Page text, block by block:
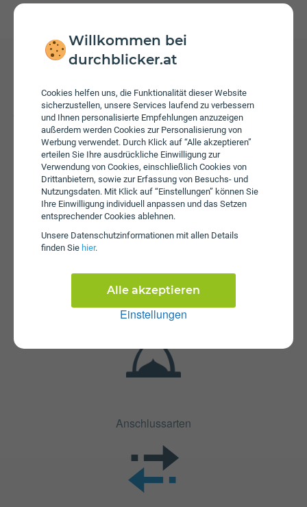
Willkommen bei
durchblicker.at
Cookies helfen uns, die Funktionalität dieser Website
sicherzustellen, unsere Services laufend zu verbessern
und Ihnen personalisierte Empfehlungen anzuzeigen
außerdem werden Cookies zur Personalisierung von
Werbung verwendet. Durch Klick auf “Alle akzeptieren”
erteilen Sie Ihre ausdrückliche Einwilligung zur
Verwendung von Cookies, einschließlich Cookies von
Drittanbietern, sowie zur Erfassung von Besuchs- und
Nutzungsdaten. Mit Klick auf “Einstellungen” können Sie
Ihre Einwilligung individuell anpassen und das Setzen
entsprechender Cookies ablehnen.
Unsere Daten­schutz­informationen mit allen Details
finden Sie hier.
Einstellungen
Alle akzeptieren
Beim Tarif Internet Youth Flex 75 + TV S fallen monatliche
Gebühren von € 37,00 an. Die jährliche Servicepauschale
beträgt € 29,99.
Anschlussarten